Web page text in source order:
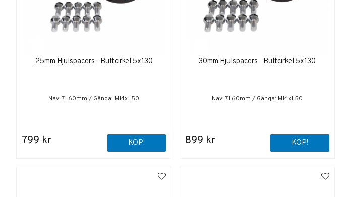
25mm Hjulspacers - Bultcirkel 5x130
Nav: 71.60mm / Gänga: M14x1.50
799 kr KÖP!
30mm Hjulspacers - Bultcirkel 5x130
Nav: 71.60mm / Gänga: M14x1.50
899 kr KÖP!